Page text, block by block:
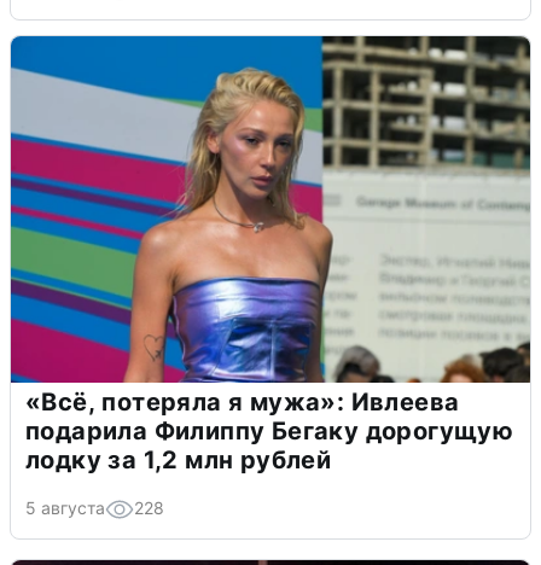
«Всё, потеряла я мужа»: Ивлеева
подарила Филиппу Бегаку дорогущую
лодку за 1,2 млн рублей
5 августа 228